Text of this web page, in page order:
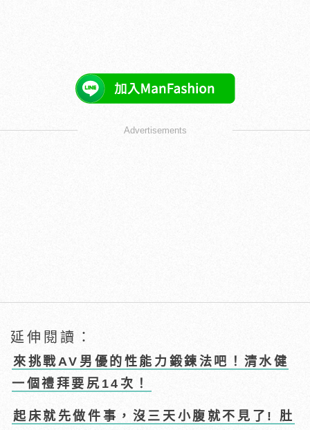
Advertisements
延伸閱讀：
來挑戰AV男優的性能力鍛鍊法吧！清水健
一個禮拜要尻14次！
起床就先做件事，沒三天小腹就不見了! 肚